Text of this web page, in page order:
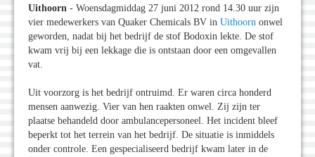
Uithoorn - Woensdagmiddag 27 juni 2012 rond 14.30 uur zijn
vier medewerkers van Quaker Chemicals BV in Uithoorn onwel
geworden, nadat bij het bedrijf de stof Bodoxin lekte. De stof
kwam vrij bij een lekkage die is ontstaan door een omgevallen
vat.
Uit voorzorg is het bedrijf ontruimd. Er waren circa honderd
mensen aanwezig. Vier van hen raakten onwel. Zij zijn ter
plaatse behandeld door ambulancepersoneel. Het incident bleef
beperkt tot het terrein van het bedrijf. De situatie is inmiddels
onder controle. Een gespecialiseerd bedrijf kwam later in de